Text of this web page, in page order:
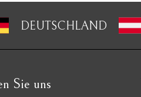
DEUTSCHLAND
Sie uns